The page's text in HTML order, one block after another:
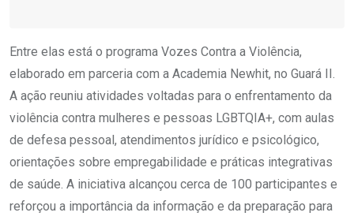
Entre elas está o programa Vozes Contra a Violência,
elaborado em parceria com a Academia Newhit, no Guará II.
A ação reuniu atividades voltadas para o enfrentamento da
violência contra mulheres e pessoas LGBTQIA+, com aulas
de defesa pessoal, atendimentos jurídico e psicológico,
orientações sobre empregabilidade e práticas integrativas
de saúde. A iniciativa alcançou cerca de 100 participantes e
reforçou a importância da informação e da preparação para